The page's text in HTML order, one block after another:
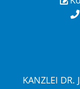
KANZLEI DR.